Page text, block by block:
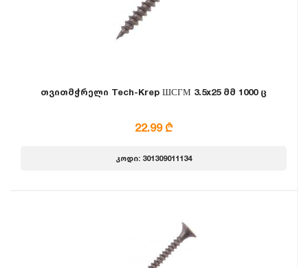
თვითმჭრელი Tech-Krep ШСГМ 3.5x25 მმ 1000 ც
22.99 ₾
კოდი: 301309011134